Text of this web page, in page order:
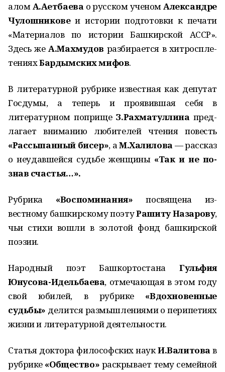
аломА.Аетбаева о русском ученомАлександре
Чулошниковеи истории подготовки к печати
«Материалов по истории Башкирской АССР».
Здесь жеА.Махмудов разбирается в хитроспле­
тенияхБардымских мифов.
В литературной рубрике известная как депутат
Госдумы, а теперь и проявившая себя в
литературном поприще З.Рахматуллина пред­
лагает вниманию любителей чтения повесть
«Рассыпанный бисер», аМ.Халилова — рассказ
о неудавшейся судьбе женщины «Так и не по­
знав счастья…».
Рубрика «Воспоминания»посвящена из­
вестному башкирскому поэтуРашиту Назарову,
чьи стихи вошли в золотой фонд башкирской
поэзии.
Народный поэт Башкортостана Гульфия
Юнусова-Идельбаева, отмечающая в этом году
свой юбилей, в рубрике «Вдохновенные
судьбы» делится размышлениями о перипетиях
жизни и литературной деятельности.
Статья доктора философских наукИ.Валитова в
рубрике «Общество» раскрывает тему семейной